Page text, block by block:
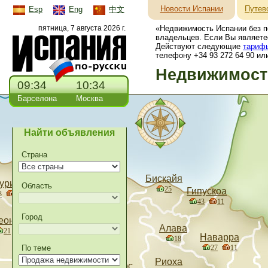
Esp Eng 中文 Новости Испании
пятница, 7 августа 2026 г.
09:34
Барселона
10:34
Москва
«Недвижимость Испании без
владельцев. Если Вы
Действуют следующие
телефону +34 93 272 64 90
Алава
18
Бискайя
25
Бургос
Гипускоа
43 11
Кантабрия
34 10
21
Наварра
27 11
Паленсия
Риоха
Найти объявления
Страна
Область
Город
По теме